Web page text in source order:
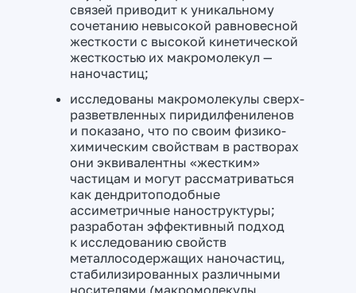
связей приводит к уникальному
сочетанию невысокой равновесной
жесткости с высокой кинетической
жесткостью их макромолекул —
наночастиц;
исследованы макромолекулы сверх-
разветвленных пиридилфениленов
и показано, что по своим физико-
химическим свойствам в растворах
они эквивалентны «жестким»
частицам и могут рассматриваться
как дендритоподобные
ассиметричные наноструктуры;
разработан эффективный подход
к исследованию свойств
металлосодержащих наночастиц,
стабилизированных различными